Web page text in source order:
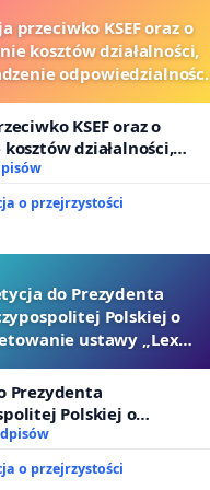
przeciwko KSEF oraz o
kosztów działalności,
odpowiedzialności
i sędziów
KSEF oraz o
działalności,
odpowiedzialności
kluczowych urzędników i
o przejrzystości
do Prezydenta
Polskiej o
ustawy „Lex
Prezydenta
Polskiej o
ustawy „Lex Szarlatan”
o przejrzystości